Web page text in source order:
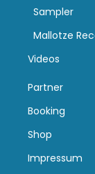
Sampler
Mallotze
Videos
Partner
Booking
Shop
Impressum